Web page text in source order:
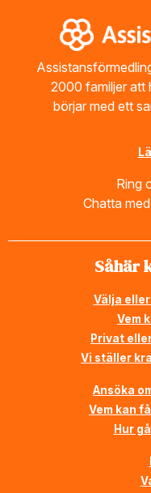
2000 familjer att
börjar med ett
Ring
Chatta
Såhär
Välja
Vem
Privat
Vi ställer
Ansöka
Vem kan
Hur